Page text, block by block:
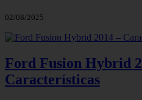
02/08/2025
Ford Fusion Hybrid
Características